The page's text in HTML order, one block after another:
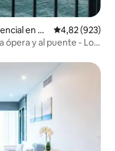
en Kir
Calificación
4,82 (923)
ópera y al puente - Lo